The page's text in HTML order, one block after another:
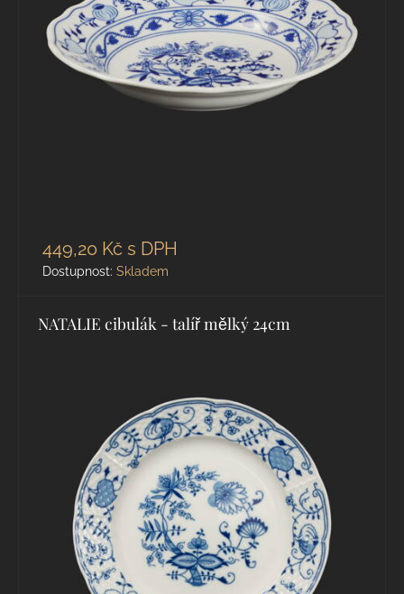
449,20 Kč s DPH
Dostupnost: Skladem
NATALIE cibulák - talíř mělký 24cm